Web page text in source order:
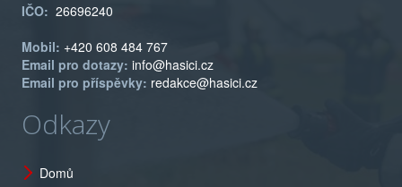
IČO: 26696240
Mobil: +420 608 484 767
Email pro dotazy: info@hasici.cz
Email pro příspěvky: redakce@hasici.cz
Odkazy
Domů